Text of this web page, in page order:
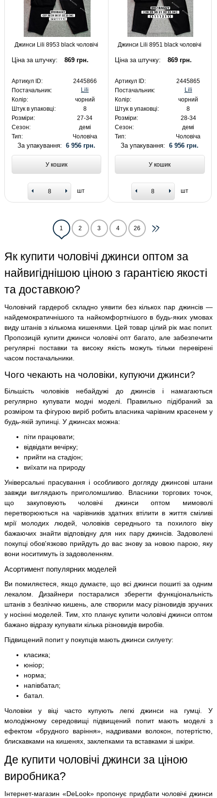
Джинси Lili 8953 black чоловічі
Ціна за штучку: 869 грн.
Артикул ID:
2445866
Постачальник:
Lili
Колір:
чорний
Штук в упаковці:
8
Розміри:
27-34
Сезон:
демі
Тип:
Чоловіча
За упакування: 6 956 грн.
У кошик
шт
Джинси Lili 8951 black чоловічі
Ціна за штучку: 869 грн.
Артикул ID:
2445865
Постачальник:
Lili
Колір:
чорний
Штук в упаковці:
8
Розміри:
28-34
Сезон:
демі
Тип:
Чоловіча
За упакування:6 956 грн.
У кошик
шт
1 2 3 4 26
Як купити чоловічі джинси оптом за
найвигіднішою ціною з гарантією якості
та доставкою?
Чоловічий гардероб складно уявити без кількох пар джинсів —
найдемократичнішого та найкомфортнішого в будь-яких умовах
виду штанів з кількома кишенями. Цей товар цілий рік має попит.
Пропозицій купити джинси чоловічі опт багато, але забезпечити
регулярні поставки та високу якість можуть тільки перевірені
часом постачальники.
Чого чекають на чоловіки, купуючи джинси?
Більшість чоловіків небайдужі до джинсів і намагаються
регулярно купувати модні моделі. Правильно підібраний за
розміром та фігурою виріб робить власника чарівним красенем у
будь-якій зупинці. У джинсах можна:
піти працювати;
відвідати вечірку;
прийти на стадіон;
виїхати на природу
Універсальні прасування і особливого догляду джинсові штани
завжди виглядають приголомшливо. Власники торгових точок,
що закуповують чоловічі джинси оптом мимоволі
перетворюються на чарівників здатних втілити в життя сміливі
мрії молодих людей, чоловіків середнього та похилого віку
бажаючих знайти відповідну для них пару джинсів. Задоволені
покупці обов'язково прийдуть до вас знову за новою парою, яку
вони носитимуть із задоволенням.
Асортимент популярних моделей
Ви помиляєтеся, якщо думаєте, що всі джинси пошиті за одним
лекалом. Дизайнери постаралися зберегти функціональність
штанів з безліччю кишень, але створили масу різновидів зручних
у носінні моделей. Тим, хто планує купити чоловічі джинси оптом
бажано відразу купувати кілька різновидів виробів.
Підвищений попит у покупців мають джинси силуету:
класика;
юніор;
норма;
напівбатал;
батал.
Чоловіки у віці часто купують легкі джинси на гумці. У
молодіжному середовищі підвищений попит мають моделі з
ефектом «брудного варіння», надривами волокон, потертістю,
блискавками на кишенях, заклепками та вставками зі шкіри.
Де купити чоловічі джинси за ціною
виробника?
Інтернет-магазин «DeLook» пропонує придбати чоловічі джинси